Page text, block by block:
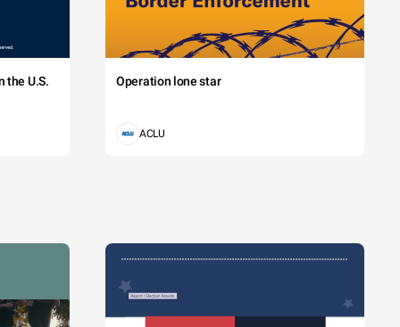
the U.S. Operation lone star
ACLU